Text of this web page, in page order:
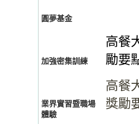
圓夢基金
加強密集訓練
業界實習暨職場
體驗
高餐
勵要
高餐
獎勵